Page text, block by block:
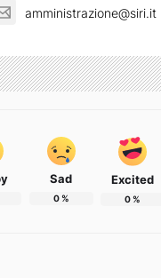
amministrazione@siri.it
Sad
0%
Excited
0%